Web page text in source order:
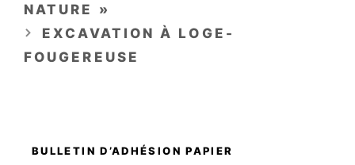
NATURE »
EXCAVATION À LOGE-
FOUGEREUSE
BULLETIN D’ADHÉSION PAPIER